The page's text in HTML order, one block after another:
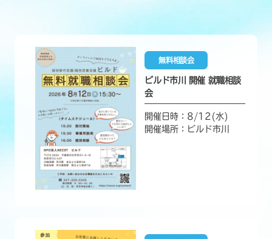
無料相談会
ビルド市川 開催 就職相談
会
開催日時：8/12(水)
開催場所：ビルド市川